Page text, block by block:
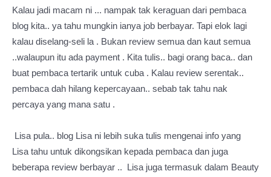
Kalau jadi macam ni ... nampak tak keraguan dari pembaca
blog kita.. ya tahu mungkin ianya job berbayar. Tapi elok lagi
kalau diselang-seli la . Bukan review semua dan kaut semua
..walaupun itu ada payment . Kita tulis.. bagi orang baca.. dan
buat pembaca tertarik untuk cuba . Kalau review serentak..
pembaca dah hilang kepercayaan.. sebab tak tahu nak
percaya yang mana satu .
Lisa pula.. blog Lisa ni lebih suka tulis mengenai info yang
Lisa tahu untuk dikongsikan kepada pembaca dan juga
beberapa review berbayar .. Lisa juga termasuk dalam Beauty